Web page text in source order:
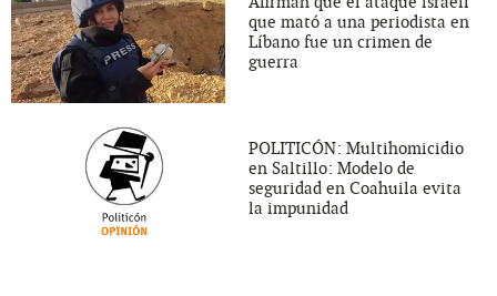
que mató a una periodista en
Líbano fue un crimen de
guerra
POLITICÓN: Multihomicidio
en Saltillo: Modelo de
seguridad en Coahuila evita
la impunidad